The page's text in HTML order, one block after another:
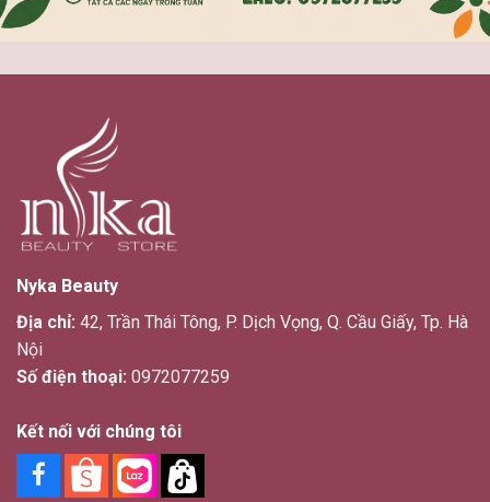
Nyka Beauty
Địa chỉ: 42, Trần Thái Tông, P. Dịch Vọng, Q. Cầu Giấy, Tp. Hà
Nội
Số điện thoại: 0972077259
Kết nối với chúng tôi